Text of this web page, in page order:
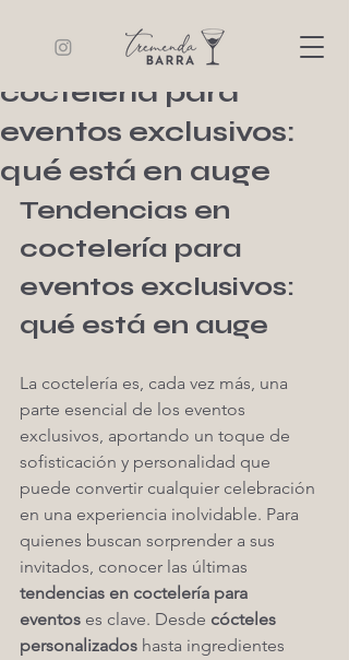
Tendencias en
coctelería para
eventos exclusivos:
qué está en auge
Tendencias en
coctelería para
eventos exclusivos:
qué está en auge
La coctelería es, cada vez más, una
parte esencial de los eventos
exclusivos, aportando un toque de
sofisticación y personalidad que
puede convertir cualquier celebración
en una experiencia inolvidable. Para
quienes buscan sorprender a sus
invitados, conocer las últimas
tendencias en coctelería para
eventos es clave. Desde cócteles
personalizados hasta ingredientes